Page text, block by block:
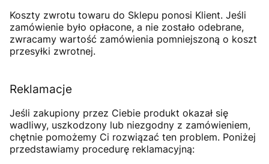
Koszty zwrotu towaru do Sklepu ponosi Klient. Jeśli
zamówienie było opłacone, a nie zostało odebrane,
zwracamy wartość zamówienia pomniejszoną o koszt
przesyłki zwrotnej.
Reklamacje
Jeśli zakupiony przez Ciebie produkt okazał się
wadliwy, uszkodzony lub niezgodny z zamówieniem,
chętnie pomożemy Ci rozwiązać ten problem. Poniżej
przedstawiamy procedurę reklamacyjną: